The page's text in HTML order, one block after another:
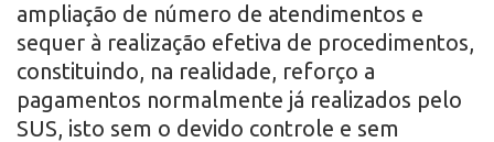
ampliação de número de atendimentos e
sequer à realização efetiva de procedimentos,
constituindo, na realidade, reforço a
pagamentos normalmente já realizados pelo
SUS, isto sem o devido controle e sem